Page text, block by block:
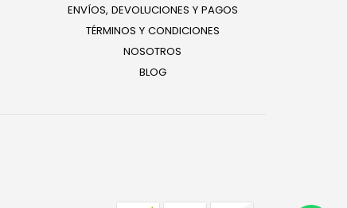
ENVÍOS, DEVOLUCIONES Y PAGOS
TÉRMINOS Y CONDICIONES
NOSOTROS
BLOG